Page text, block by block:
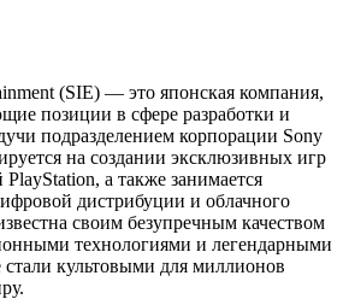
(SIE) — это японская компания,
позиции в сфере разработки и
подразделением корпорации Sony
на создании эксклюзивных игр
а также занимается
дистрибуции и облачного
своим безупречным качеством
технологиями и легендарными
культовыми для миллионов